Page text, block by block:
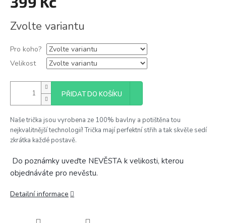
cena:
Zvolte variantu
Pro koho?
Velikost
PŘIDAT DO KOŠÍKU
Naše trička jsou vyrobena ze 100% bavlny a potištěna tou
nejkvalitnější technologií! Trička mají perfektní střih a tak skvěle sedí
zkrátka každé postavě.
Do poznámky uveďte NEVĚSTA k velikosti, kterou
objednáváte pro nevěstu.
Detailní informace